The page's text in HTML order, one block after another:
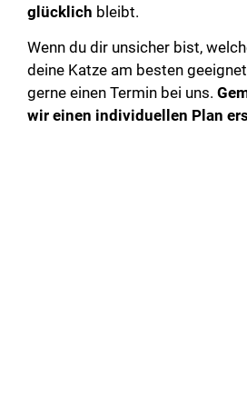
glücklich bleibt.
Wenn du dir unsicher bist,
deine Katze am besten
gerne einen Termin bei uns.
wir einen individuellen Plan